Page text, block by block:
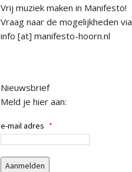
Vrij muziek maken in Manifesto!
Vraag naar de mogelijkheden via
info [at] manifesto-hoorn.nl
Nieuwsbrief
Meld je hier aan:
e-mail adres *